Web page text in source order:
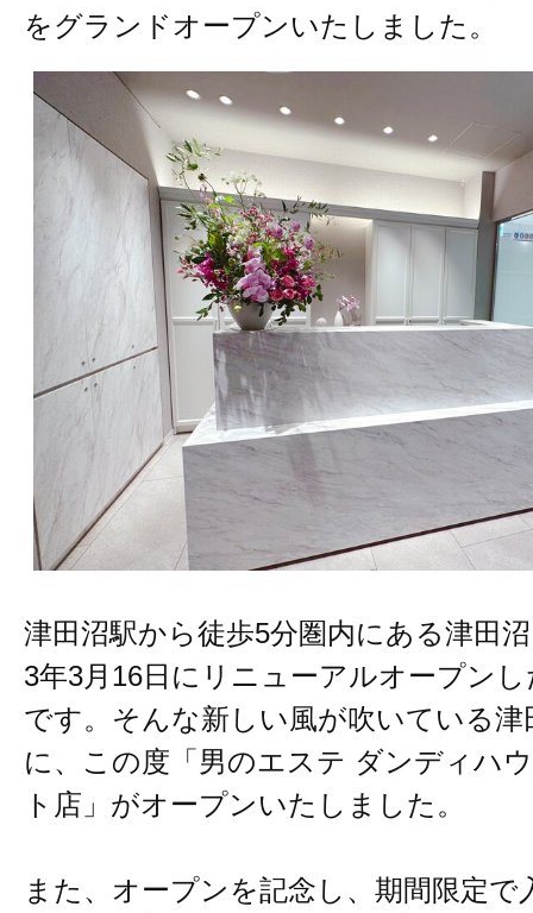
をグランドオープンいたしました。
津田沼駅から徒歩5分圏内にある津田
3年3月16日にリニューアルオープン
です。そんな新しい風が吹いている津
に、この度「男のエステ ダンディハ
ト店」がオープンいたしました。
また、オープンを記念し、期間限定で